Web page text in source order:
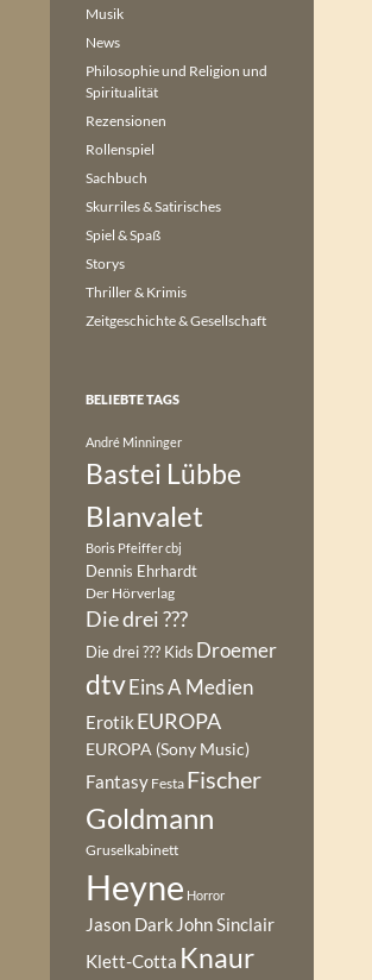
Musik
News
Philosophie und Religion und
Spiritualität
Rezensionen
Rollenspiel
Sachbuch
Skurriles & Satirisches
Spiel & Spaß
Storys
Thriller & Krimis
Zeitgeschichte & Gesellschaft
BELIEBTE TAGS
André Minninger
Bastei Lübbe
Blanvalet
Boris Pfeiffercbj
Dennis Ehrhardt
Der Hörverlag
Die drei ???
Die drei ??? Kids Droemer
dtvEins A Medien
Erotik EUROPA
EUROPA (Sony Music)
Fantasy Festa Fischer
Goldmann
Gruselkabinett
Heyne Horror
Jason Dark John Sinclair
Klett-Cotta Knaur